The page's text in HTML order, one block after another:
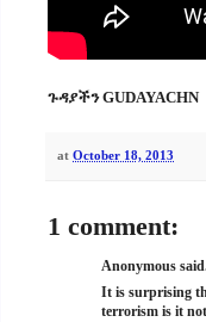
ጉዳያችን GUDAYACHN
at October 18, 2013
1 comment:
Anonymous
It is surprising
terrorism is it